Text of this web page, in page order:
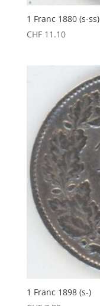
1 Franc 1880 (s-ss)
CHF11.10
1 Franc 1898 (s-)